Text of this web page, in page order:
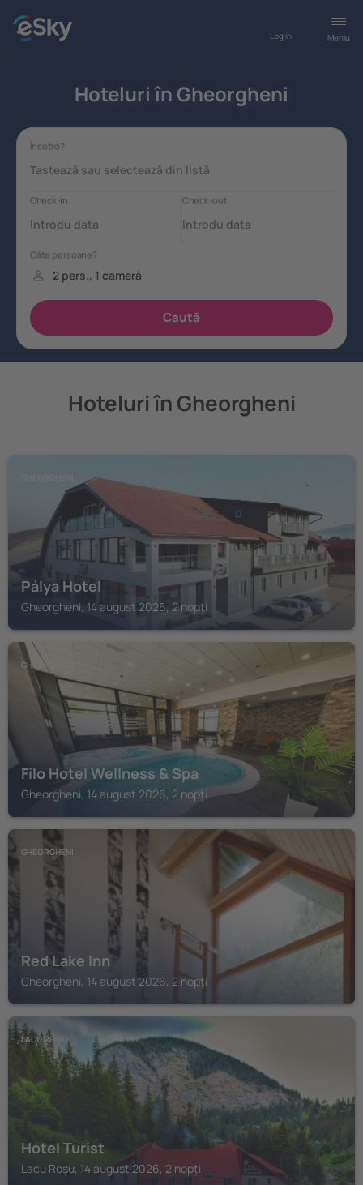
Meniu
Log in
Hoteluri în Gheorgheni
Hoteluri în Gheorgheni
Pálya Hotel
Gheorgheni, 14 august 2026, 2 nopți
GHEORGHENI
Filo Hotel Wellness & Spa
Gheorgheni, 14 august 2026, 2 nopți
GHEORGHENI
Red Lake Inn
Gheorgheni, 14 august 2026, 2 nopți
LACU ROȘU
Hotel Turist
Lacu Roșu, 14 august 2026, 2 nopți